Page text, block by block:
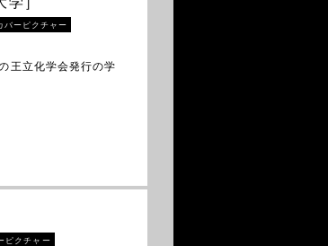
バーピクチャー
王立化学会発行の学
ピクチャー